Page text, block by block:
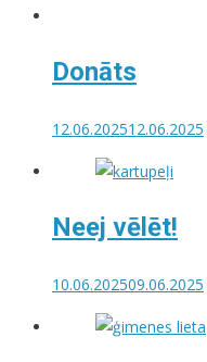
Donāts
12.06.202512.06.2025
Neej vēlēt!
10.06.202509.06.2025